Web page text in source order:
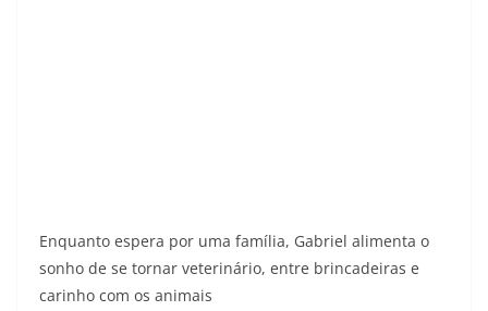
Enquanto espera por uma família, Gabriel alimenta o
sonho de se tornar veterinário, entre brincadeiras e
carinho com os animais